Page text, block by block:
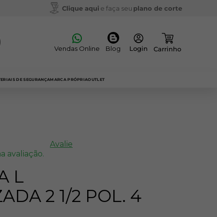
Clique aqui e faça seu plano de corte
Vendas Online Blog
DE SEGURANÇAMARCA PRÓPRIAOUTLET
avaliação.
Avalie
L
2 1/2 POL. 4